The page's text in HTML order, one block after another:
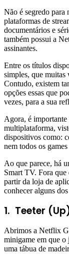
Não é segredo para
plataformas de
documentários e
também possui a
assinantes.
Entre os títulos
simples, que muitas
Contudo, existem
opções essas que
vezes, para a sua
Agora, é
multiplataforma,
dispositivos como:
nem todos os
Ao que parece, há
Smart TV. Fora que
partir da loja de
conhecer alguns
1. Teeter
Abrimos a Netflix
minigame em que o
uma tábua de